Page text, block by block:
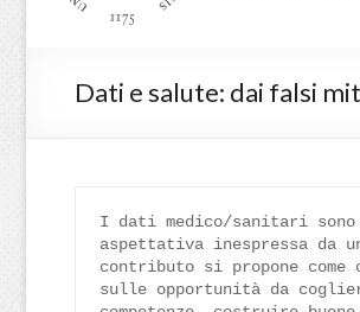
Dati e salute: dai falsi
I dati medico/sanitari
aspettativa inespressa
contributo si propone
sulle opportunità da